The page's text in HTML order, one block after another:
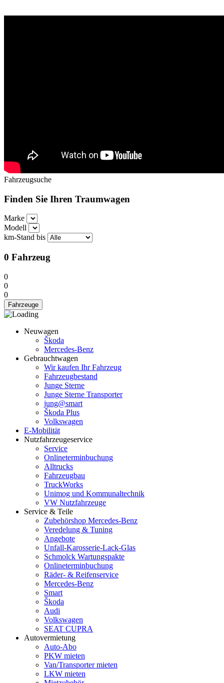
Fahrzeugsuche
Finden Sie Ihren Traumwagen
Marke
Modell
km-Stand bis
0 Fahrzeug
0
0
0
Fahrzeuge
Neuwagen
Škoda
Mercedes-Benz
Gebrauchtwagen
Wir kaufen Ihr Fahrzeug
Fahrzeugbestand
Junge Sterne
Junge Sterne Transporter
jung@smart
Škoda Plus
Volkswagen
E-Mobilität
Nutzfahrzeugeservice
Service
Onlineterminbuchung
Alltrucks
Fahrzeugbau
TruckWorks
Unimog und Kommunaltechnik
VW Nutzfahrzeuge
Service & Teile
Zubehörshop Mercedes-Benz
Veredelung & Tuning
Angebote
Unfall-Karosserie-Lack-Glas
Schmolck Wartungspakte
Onlineterminbuchung
Räder- & Reifenservice
Mercedes-Benz
Smart
Škoda
Audi
Volkswagen
SEAT CUPRA
Autovermietung
Auto-Abo
PKW mieten
Van/Transporter mieten
LKW mieten